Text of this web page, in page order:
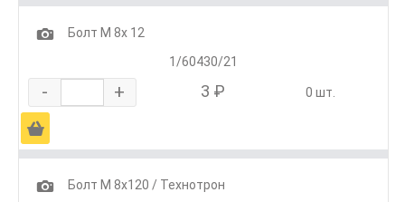
1
Болт М 8х 12
1/60430/21
- + 3 ₽ 0 шт.
Ä
1
Болт М 8х120 / Технотрон